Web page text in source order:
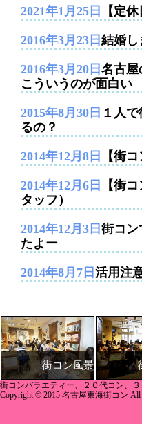
2021年1月25日 【定
2016年3月23日 結婚し
2016年3月20日 名古屋
こういうのが面白い
2015年8月30日 １人
るの？
2014年12月8日 【街
2014年12月6日
【街
タッフ）
2014年12月3日 街コン
たよー
2014年8月7日 活用注
街コン風景
街コンバラエティー、２０代コン、
Copyright © 2015 名古屋東海街コン All